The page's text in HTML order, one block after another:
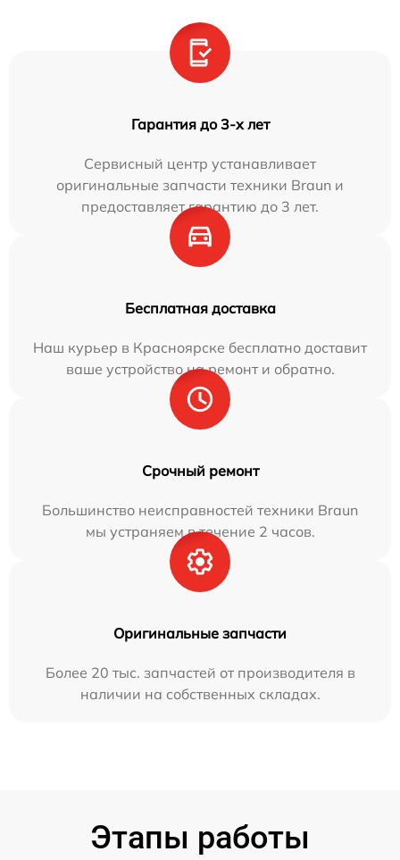
Гарантия до 3-х лет
Сервисный центр устанавливает
оригинальные запчасти техники Braun и
предоставляет гарантию до 3 лет.
Бесплатная доставка
Наш курьер в Красноярске бесплатно доставит
ваше устройство на ремонт и обратно.
Срочный ремонт
Большинство неисправностей техники Braun
мы устраняем в течение 2 часов.
Оригинальные запчасти
Более 20 тыс. запчастей от производителя в
наличии на собственных складах.
Этапы работы